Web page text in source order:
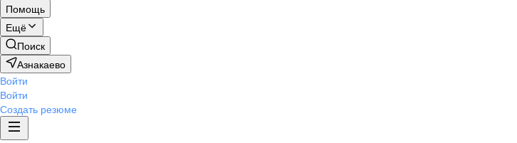
Помощь
Ещё
Поиск
Азнакаево
Войти
Войти
Создать резюме